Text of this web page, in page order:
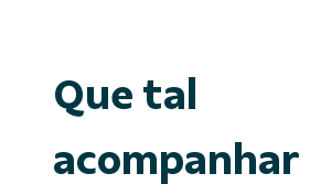
Que tal
acompanhar